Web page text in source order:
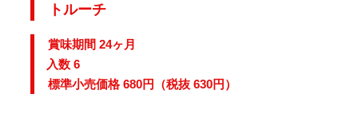
トルーチ
賞味期間 24ヶ月
入数 6
標準小売価格 680円（税抜 630円）